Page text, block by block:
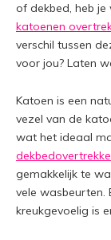
of dekbed, heb je
katoenen
verschil tussen
voor jou? Laten
Katoen is een
vezel van de
wat het ideaal
gemakkelijk te
vele wasbeurten.
kreukgevoelig is